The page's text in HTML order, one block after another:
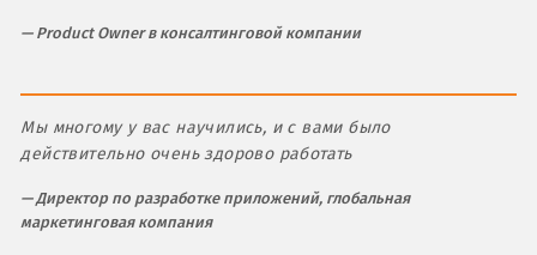
Product Owner в консалтинговой компании
Мы многому у вас научились, и с вами было
действительно очень здорово работать
Директор по разработке приложений, глобальная
маркетинговая компания